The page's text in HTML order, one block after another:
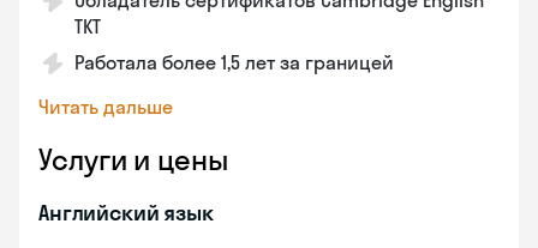
TKT
Работала более 1,5 лет за границей
Читать дальше
Услуги и цены
Английский язык